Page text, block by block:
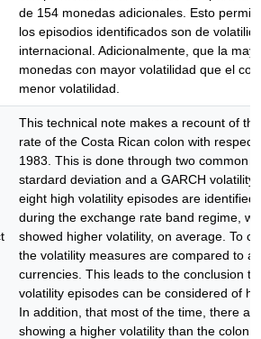
de 154 monedas adicionales. Esto
los episodios identificados son de
internacional. Adicionalmente, que la
monedas con mayor volatilidad que el
menor volatilidad.
This technical note makes a recount of
rate of the Costa Rican colon with
1983. This is done through two common
stardard deviation and a GARCH volatility
eight high volatility episodes are
during the exchange rate band regime,
showed higher volatility, on average. To
the volatility measures are compared to a
currencies. This leads to the conclusion
volatility episodes can be considered of
In addition, that most of the time, there
showing a higher volatility than the colon